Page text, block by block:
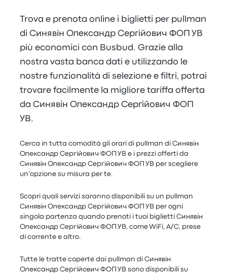
Trova e prenota online i biglietti per pullman
di Синявін Олександр Сергійович ФОП УВ
più economici con Busbud. Grazie alla
nostra vasta banca dati e utilizzando le
nostre funzionalità di selezione e filtri, potrai
trovare facilmente la migliore tariffa offerta
da Синявін Олександр Сергійович ФОП
УВ.
Cerca in tutta comodità gli orari di pullman di Синявін
Олександр Сергійович ФОП УВ e i prezzi offerti da
Синявін Олександр Сергійович ФОП УВ per scegliere
un'opzione su misura per te.
Scopri quali servizi saranno disponibili su un pullman
Синявін Олександр Сергійович ФОП УВ per ogni
singola partenza quando prenoti i tuoi biglietti Синявін
Олександр Сергійович ФОП УВ, come WiFi, A/C, prese
di corrente e altro.
Tutte le tratte coperte dai pullman di Синявін
Олександр Сергійович ФОП УВ sono disponibili su